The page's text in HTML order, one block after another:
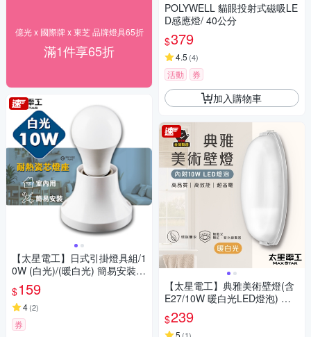
億光 x 國際牌 x 東芝 品牌燈具65折
滿1件享65折
【太星電工】日式引掛燈具組/1
0W (白光)/(暖白光) 簡易安裝
耐熱瓷芯燈座 E27燈泡 客廰 廚
房 浴室 廁所 DIY
$159
4(2)
券
POLYWELL 貓眼投射式磁吸LE
D感應燈/ 40公分
$379
4.5 (4)
活動 券
加入購物車
【太星電工】典雅美術壁燈(含
E27/10W 暖白光LED燈泡) WH
A810L
$239